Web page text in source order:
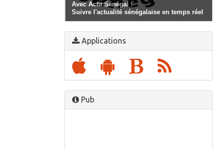
Avec Actu Sénégal :
Suivre l'actualité sénégalaise en temps réel
Applications
Pub